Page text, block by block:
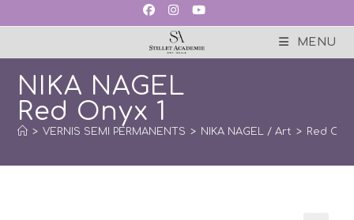
MENU
NIKA NAGEL
Red Onyx 1
> VERNIS SEMI PERMANENTS > NIKA NAGEL / Art > Red